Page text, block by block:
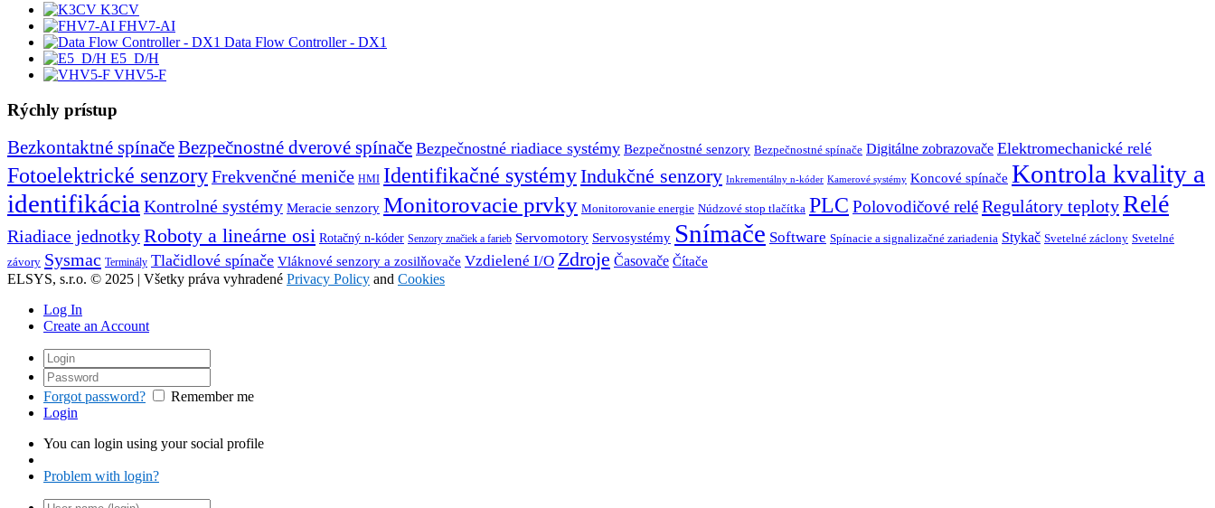
K3CV
FHV7-AI
Data Flow Controller - DX1
E5_D/H
VHV5-F
Rýchly prístup
Bezkontaktné spínačeBezpečnostné dverové spínače Bezpečnostné riadiace systémy Bezpečnostné senzory Bezpečnostné spínače Digitálne zobrazovače Elektromechanické relé
Fotoelektrické senzoryFrekvenčné meniče HMI Identifikačné systémyIndukčné senzory Inkrementálny n-kóder Kamerové systémy Koncové spínače Kontrola kvality a
identifikácia Kontrolné systémy Meracie senzory Monitorovacie prvky Monitorovanie energie Núdzové stop tlačítka PLC Polovodičové reléRegulátory teplotyRelé
Riadiace jednotkyRoboty a lineárne osi Rotačný n-kóder Senzory značiek a farieb Servomotory Servosystémy Snímače Software Spínacie a signalizačné zariadenia Stykač Svetelné záclony Svetelné
závory Sysmac Terminály Tlačidlové spínače Vláknové senzory a zosilňovače Vzdielené I/O Zdroje Časovače Čítače
ELSYS, s.r.o. © 2025 | Všetky práva vyhradené Privacy Policy and Cookies
Log In
Create an Account
Forgot password?
Remember me
Login
You can login using your social profile
Problem with login?